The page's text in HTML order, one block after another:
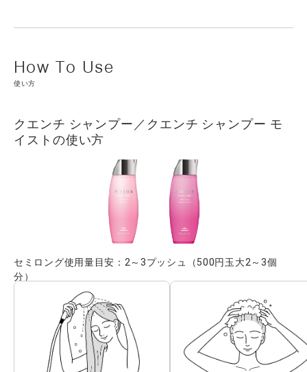
使い方
クエンチ シャンプー／クエンチ シャンプー モ
イストの使い方
セミロング使用量目安：2～3プッシュ（500円玉大2～3個
分）